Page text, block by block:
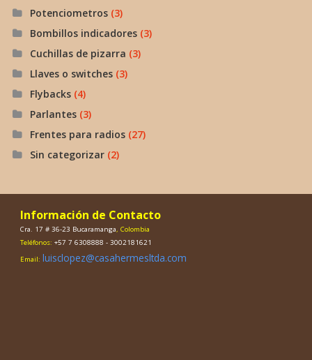
Potenciometros (3)
Bombillos indicadores (3)
Cuchillas de pizarra (3)
Llaves o switches (3)
Flybacks (4)
Parlantes (3)
Frentes para radios (27)
Sin categorizar (2)
Información de Contacto
Cra. 17 # 36-23 Bucaramanga, Colombia
Teléfonos: +57 7 6308888 - 3002181621
Email: luisclopez@casahermesltda.com